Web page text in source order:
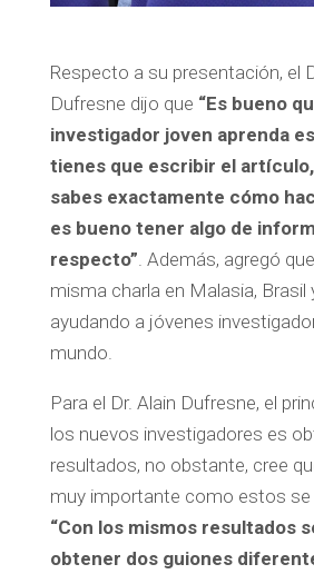
Respecto a su presentación, el
Dufresne dijo que “Es bueno
investigador joven aprenda
tienes que escribir el
sabes exactamente cómo
es bueno tener algo de
respecto” . Además, agregó
misma charla en Malasia, Brasil
ayudando a jóvenes
mundo.
Para el Dr. Alain Dufresne, el
los nuevos investigadores es
resultados, no obstante, cree
muy importante como estos se
“Con los mismos resultados
obtener dos guiones